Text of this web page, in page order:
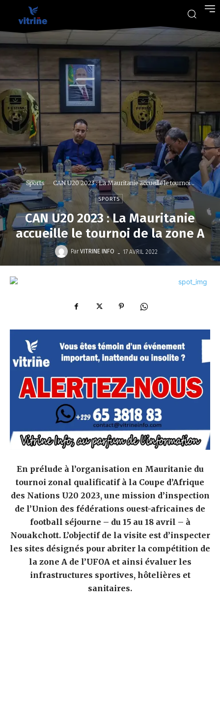
Sports CAN U20 2023 : La Mauritanie accueille le tournoi...
SPORTS
CAN U20 2023 : La Mauritanie
accueille le tournoi de la zone A
Par VITRINE INFO - 17 AVRIL 2022
En prélude à l’organisation en Mauritanie du
tournoi zonal qualificatif à la Coupe d’Afrique
des Nations U20 2023, une mission d’inspection
de l’Union des fédérations ouest-africaines de
football séjourne – du 15 au 18 avril – à
Nouakchott. L’objectif de la visite est d’inspecter
les sites désignés pour abriter la compétition de
la zone A de l’UFOA et ainsi évaluer les
infrastructures sportives, hôtelières et
sanitaires.